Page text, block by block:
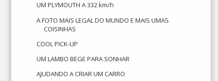
UM PLYMOUTH A 332 km/h
A FOTO MAIS LEGAL DO MUNDO E MAIS UMAS
COISINHAS
COOL PICK-UP
UM LAMBO BEGE PARA SONHAR
AJUDANDO A CRIAR UM CARRO